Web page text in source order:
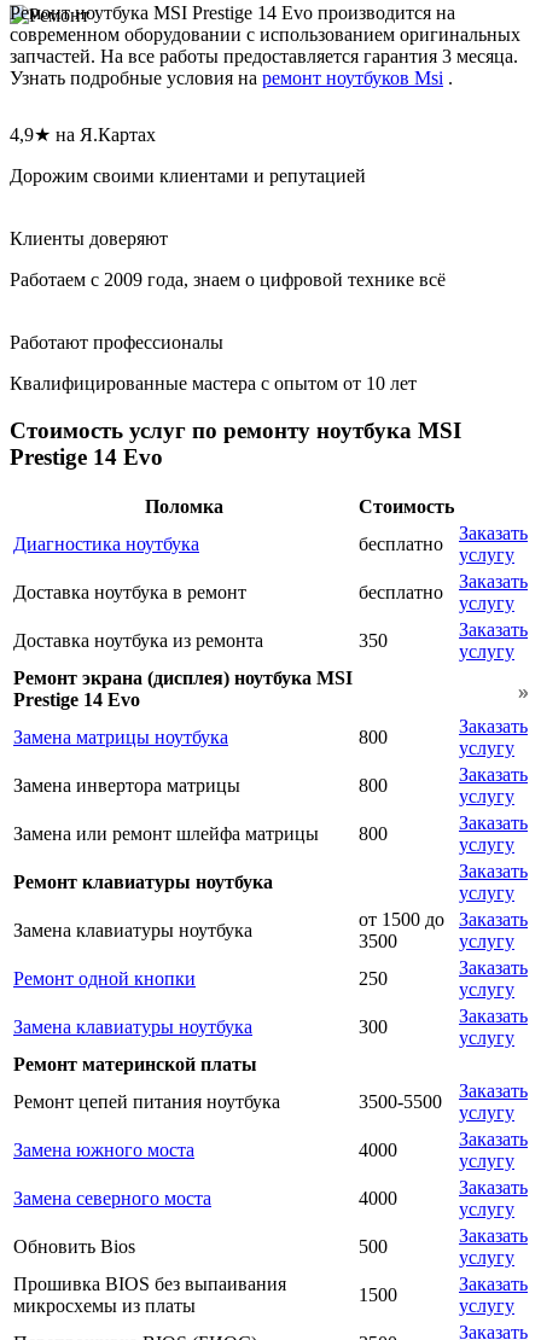
Ремонт ноутбука MSI Prestige 14 Evo производится на
современном оборудовании с использованием оригинальных
запчастей. На все работы предоставляется гарантия 3 месяца.
Узнать подробные условия на ремонт ноутбуков Msi .
4,9★ на Я.Картах
Дорожим своими клиентами и репутацией
Клиенты доверяют
Работаем с 2009 года, знаем о цифровой технике всё
Работают профессионалы
Квалифицированные мастера с опытом от 10 лет
Стоимость услуг по ремонту ноутбука MSI
Prestige 14 Evo
Поломка
Стоимость
Диагностика ноутбука
бесплатно
Заказать
услугу
Доставка ноутбука в ремонт
бесплатно
Заказать
услугу
Доставка ноутбука из ремонта
350
Заказать
услугу
Ремонт экрана (дисплея) ноутбука MSI
Prestige 14 Evo
Замена матрицы ноутбука
800
Заказать
услугу
Замена инвертора матрицы
800
Заказать
услугу
Замена или ремонт шлейфа матрицы
800
Заказать
услугу
Ремонт клавиатуры ноутбука
Заказать
услугу
Замена клавиатуры ноутбука
от 1500 до
3500
Заказать
услугу
Ремонт одной кнопки
250
Заказать
услугу
Замена клавиатуры ноутбука
300
Заказать
услугу
Ремонт материнской платы
Ремонт цепей питания ноутбука
3500-5500
Заказать
услугу
Замена южного моста
4000
Заказать
услугу
Замена северного моста
4000
Заказать
услугу
Обновить Bios
500
Заказать
услугу
Прошивка BIOS без выпаивания
микросхемы из платы
1500
Заказать
услугу
Заказать